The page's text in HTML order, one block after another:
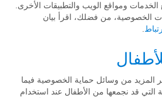
ومواقع الويب والتطبيقات الأخرى.
الخصوصية، من فضلك، اقرأ بيان
المزيد من وسائل حماية الخصوصية فيما
التي قد نجمعها من الأطفال عند استخدام